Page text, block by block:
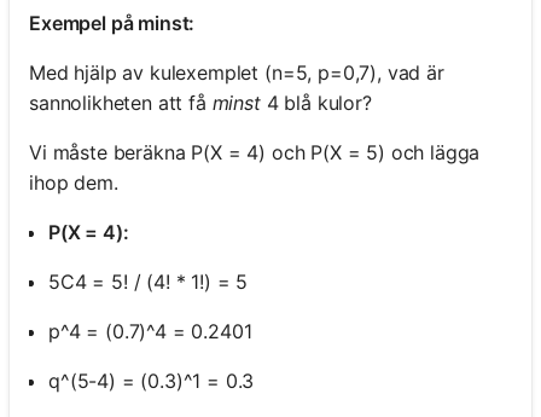
Exempel på minst:
Med hjälp av kulexemplet (n=5, p=0,7), vad är
sannolikheten att få minst4 blå kulor?
Vi måste beräkna P(X = 4) och P(X = 5) och lägga
ihop dem.
P(X = 4):
5C4 = 5! / (4! * 1!) = 5
p^4 = (0.7)^4 = 0.2401
q^(5-4) = (0.3)^1 = 0.3